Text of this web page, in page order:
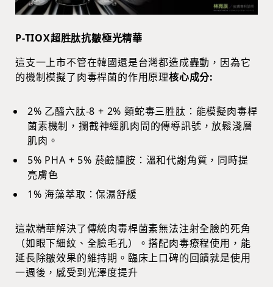
P-TIOX超胜肽抗皺極光精華
這支一上市不管在韓國還是台灣都造成轟動，因為它
的機制模擬了肉毒桿菌的作用原理核心成分:
2% 乙醯六肽-8 + 2% 類蛇毒三胜肽：能模擬肉毒桿
菌素機制，攔截神經肌肉間的傳導訊號，放鬆淺層
肌肉。
5% PHA + 5% 菸鹼醯胺：溫和代謝角質，同時提
亮膚色
1% 海藻萃取：保濕舒緩
這款精華解決了傳統肉毒桿菌素無法注射全臉的死角
（如眼下細紋、全臉毛孔）。搭配肉毒療程使用，能
延長除皺效果的維持期。臨床上口碑的回饋就是使用
一週後，感受到光澤度提升